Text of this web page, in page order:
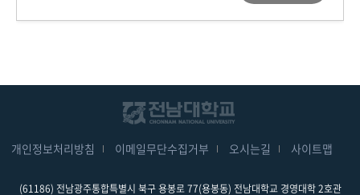
개인정보처리방침 이메일무단수집거부 오시는길 사이트맵
(61186) 전남광주통합특별시 북구 용봉로 77(용봉동) 전남대학교 경영대학 2호관